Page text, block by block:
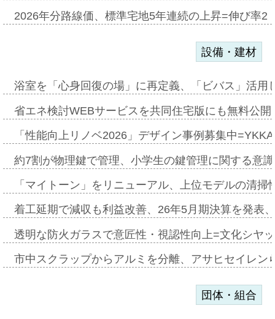
2026年分路線価、標準宅地5年連続の上昇=伸び率
設備・建材
浴室を「心身回復の場」に再定義、「ビバス」活
省エネ検討WEBサービスを共同住宅版にも無料公
「性能向上リノベ2026」デザイン事例募集中
約7割が物理鍵で管理、小学生の鍵管理に関する意
「マイトーン」をリニューアル、上位モデルの清
着工延期で減収も利益改善、26年5月期決算を発表
透明な防火ガラスで意匠性・視認性向上=文化シヤ
市中スクラップからアルミを分離、アサヒセイレ
団体・組合